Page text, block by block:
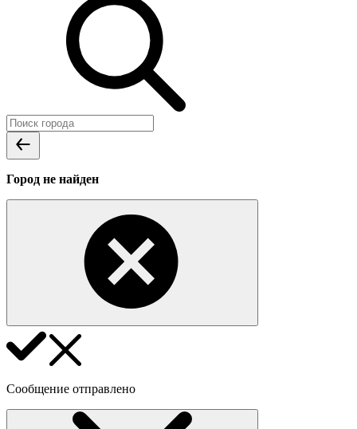
Город не найден
Сообщение отправлено